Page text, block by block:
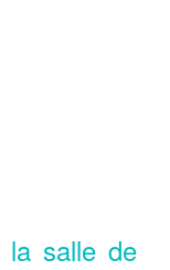
la salle de